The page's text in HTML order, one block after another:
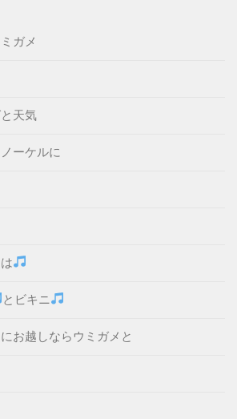
ガメ
天気
ーケルに
とビキニ
お越しならウミガメと